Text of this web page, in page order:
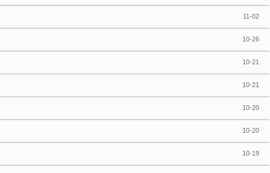
11-02
10-26
10-21
10-21
10-20
10-20
10-19